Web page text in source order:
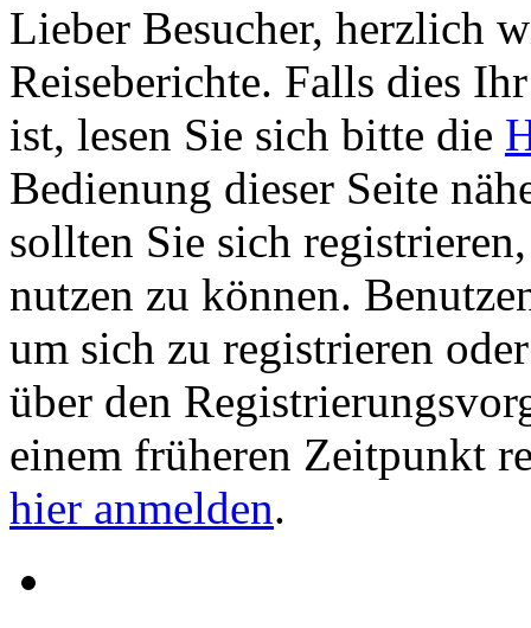
Lieber Besucher, herzlich
Reiseberichte. Falls dies
ist, lesen Sie sich bitte die
Bedienung dieser Seite
sollten Sie sich
nutzen zu können.
um sich zu registrieren
über den
einem früheren Zeitpunkt
hier anmelden.